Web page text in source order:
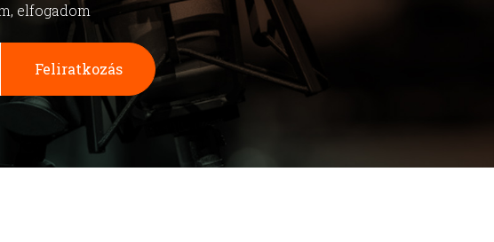
elfogadom
Feliratkozás